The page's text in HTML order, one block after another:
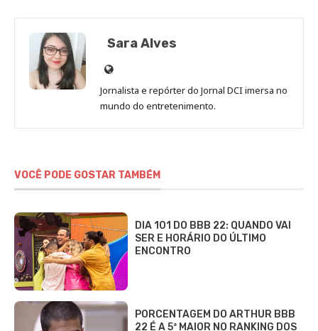
Sara Alves
Site
de
Sara
Jornalista e repórter do Jornal DCI imersa no
mundo do entretenimento.
VOCÊ PODE GOSTAR TAMBÉM
DIA 101 DO BBB 22: QUANDO VAI
SER E HORÁRIO DO ÚLTIMO
ENCONTRO
PORCENTAGEM DO ARTHUR BBB
22 É A 5ª MAIOR NO RANKING DOS